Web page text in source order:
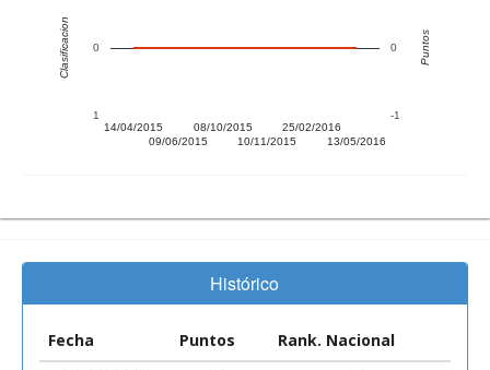
14/04/2015
09/06/2015
08/10/2015
10/11/2015
25/02/2016
13/05/2016
0
1 -1
0
Clasificacion Puntos
Histórico
Fecha Puntos
Rank. Nacional